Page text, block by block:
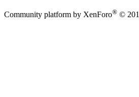
Community platform by XenForo® ©